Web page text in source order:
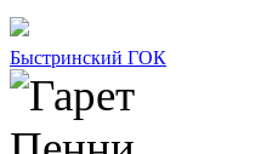
Быстринский ГОК